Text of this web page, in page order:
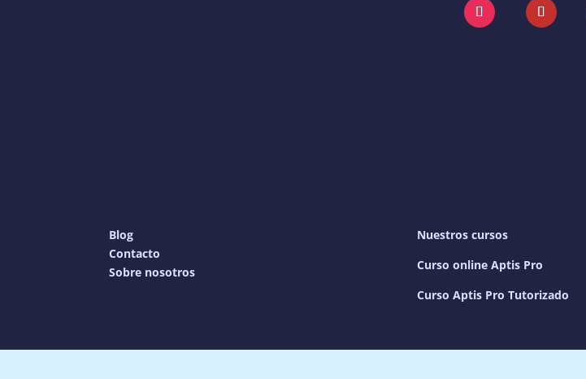
Instagram YouTube
Blog
Contacto
Sobre nosotros
Nuestros cursos
Curso online Aptis Pro
Curso Aptis Pro Tutorizado